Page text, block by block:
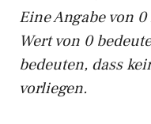
Eine Angabe von
Wert von 0
bedeuten, dass
vorliegen.